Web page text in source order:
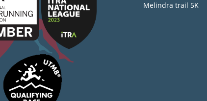
Melindra trail 5Κ